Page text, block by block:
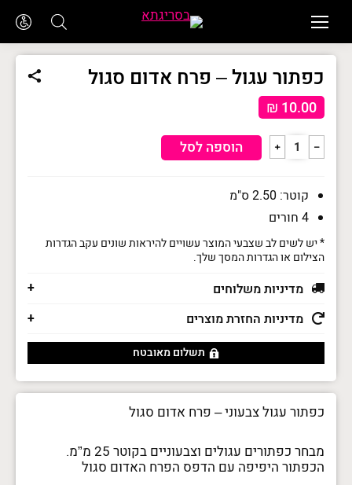
כפתור עגול – פרח אדום סגול
₪ 10.00
כמות
כפתור
עגול
-
פרח
אדום
סגול
﹣
﹢ הוספה לסל
קוטר: 2.50 ס"מ
4 חורים
* יש לשים לב שצבעי המוצר עשויים להיראות שונים עקב הגדרות
הצילום או הגדרות המסך שלך.
מדיניות משלוחים
מדיניות החזרת מוצרים
תשלום מאובטח
כפתור עגול צבעוני – פרח אדום סגול
מבחר כפתורים עגולים וצבעוניים בקוטר 25 מ”מ.
הכפתור היפיפה עם הדפס הפרח האדום סגול